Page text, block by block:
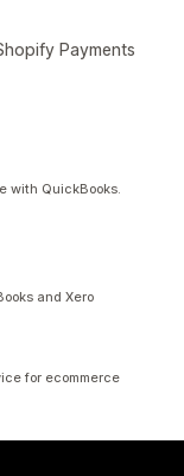
Payments
with QuickBooks.
and Xero
for ecommerce